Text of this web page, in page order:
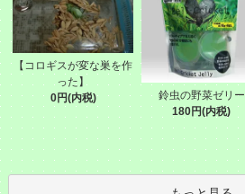
【コロギスが変な巣を作
った】
0円(内税)
鈴虫の野菜ゼリー
180円(内税)